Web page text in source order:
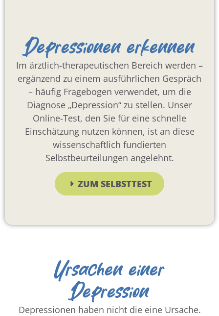
Depressionen erkennen
Im ärztlich-therapeutischen Bereich werden –
ergänzend zu einem ausführlichen Gespräch
– häufig Fragebogen verwendet, um die
Diagnose „Depression“ zu stellen. Unser
Online-Test, den Sie für eine schnelle
Einschätzung nutzen können, ist an diese
wissenschaftlich fundierten
Selbstbeurteilungen angelehnt.
ZUM SELBSTTEST
Ursachen einer
Depression
Depressionen haben nicht die eine Ursache.